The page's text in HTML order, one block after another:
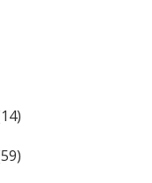
1414
phẩm
5959